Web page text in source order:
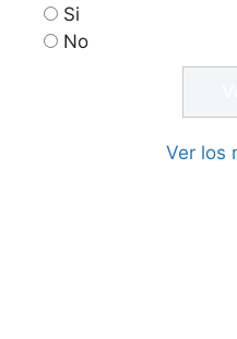
Si
No
Ver los